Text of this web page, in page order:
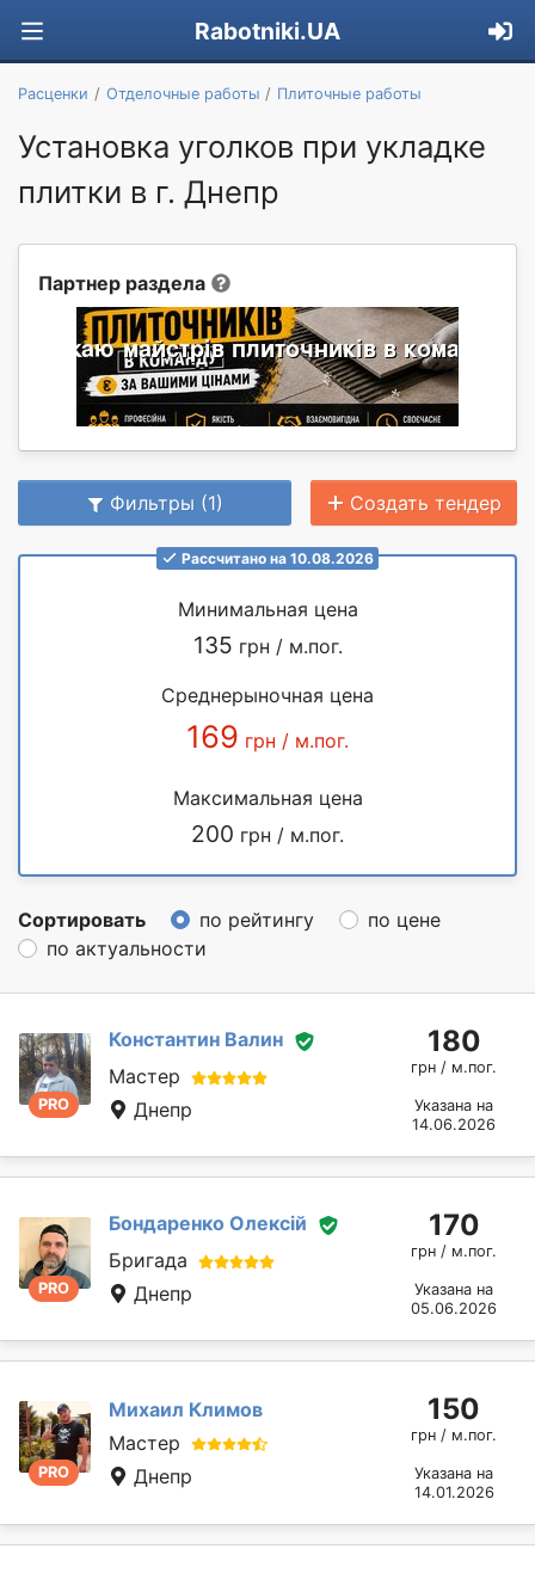
Rabotniki.UA
Расценки Отделочные работы Плиточные работы
Установка уголков при укладке
плитки в г. Днепр
Партнер раздела
Фильтры (1) Создать тендер
Рассчитано на 10.08.2026
Минимальная цена
135 грн / м.пог.
Среднерыночная цена
169 грн / м.пог.
Максимальная цена
200 грн / м.пог.
Сортировать по рейтингу
по цене
по актуальности
PRO
Константин Валин
Мастер
Днепр
180
грн / м.пог.
Указана на
14.06.2026
PRO
Бондаренко Олексій
Бригада
Днепр
170
грн / м.пог.
Указана на
05.06.2026
PRO
Михаил Климов
Мастер
Днепр
150
грн / м.пог.
Указана на
14.01.2026